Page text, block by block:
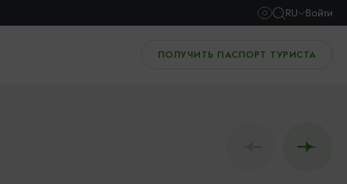
RU Войти
ПОЛУЧИТЬ ПАСПОРТ ТУРИСТА